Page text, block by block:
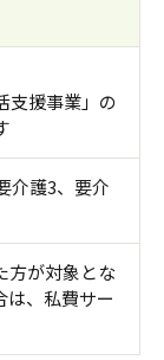
支援事業」の
介護3、要介
方が対象とな
は、私費サー